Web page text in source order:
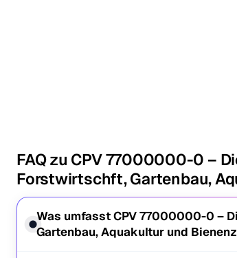
FAQ zu CPV 77000000-0 –
Forstwirtschft, Gartenbau,
Was umfasst CPV 77000000-0 –
Gartenbau, Aquakultur und